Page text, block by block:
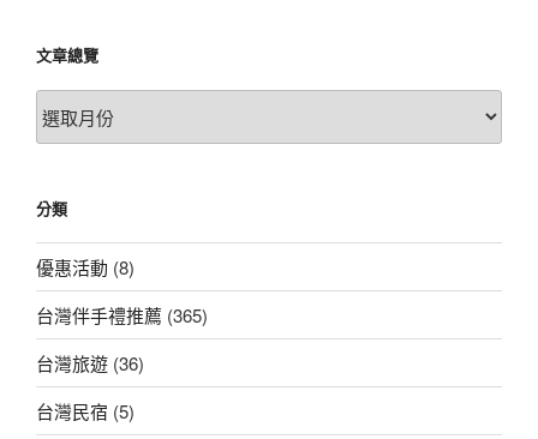
文章總覽
文
章
分類
優惠活動 (8)
台灣伴手禮推薦 (365)
台灣旅遊 (36)
台灣民宿 (5)